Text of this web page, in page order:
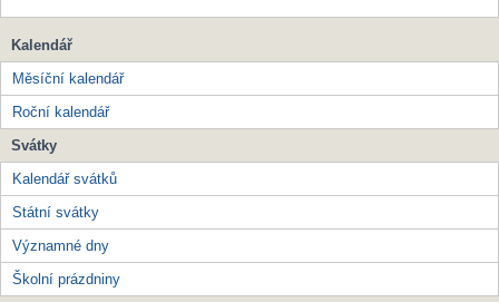
Kalendář
Měsíční kalendář
Roční kalendář
Svátky
Kalendář svátků
Státní svátky
Významné dny
Školní prázdniny